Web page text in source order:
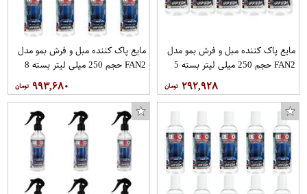
مایع پاک کننده مبل و فرش بمو مدل
FAN2 حجم 250 میلی لیتر بسته 5
۲۹۲,۹۲۸
مایع پاک کننده مبل و فرش بمو مدل
FAN2 حجم 250 میلی لیتر بسته 8
۹۹۳,۶۸۰